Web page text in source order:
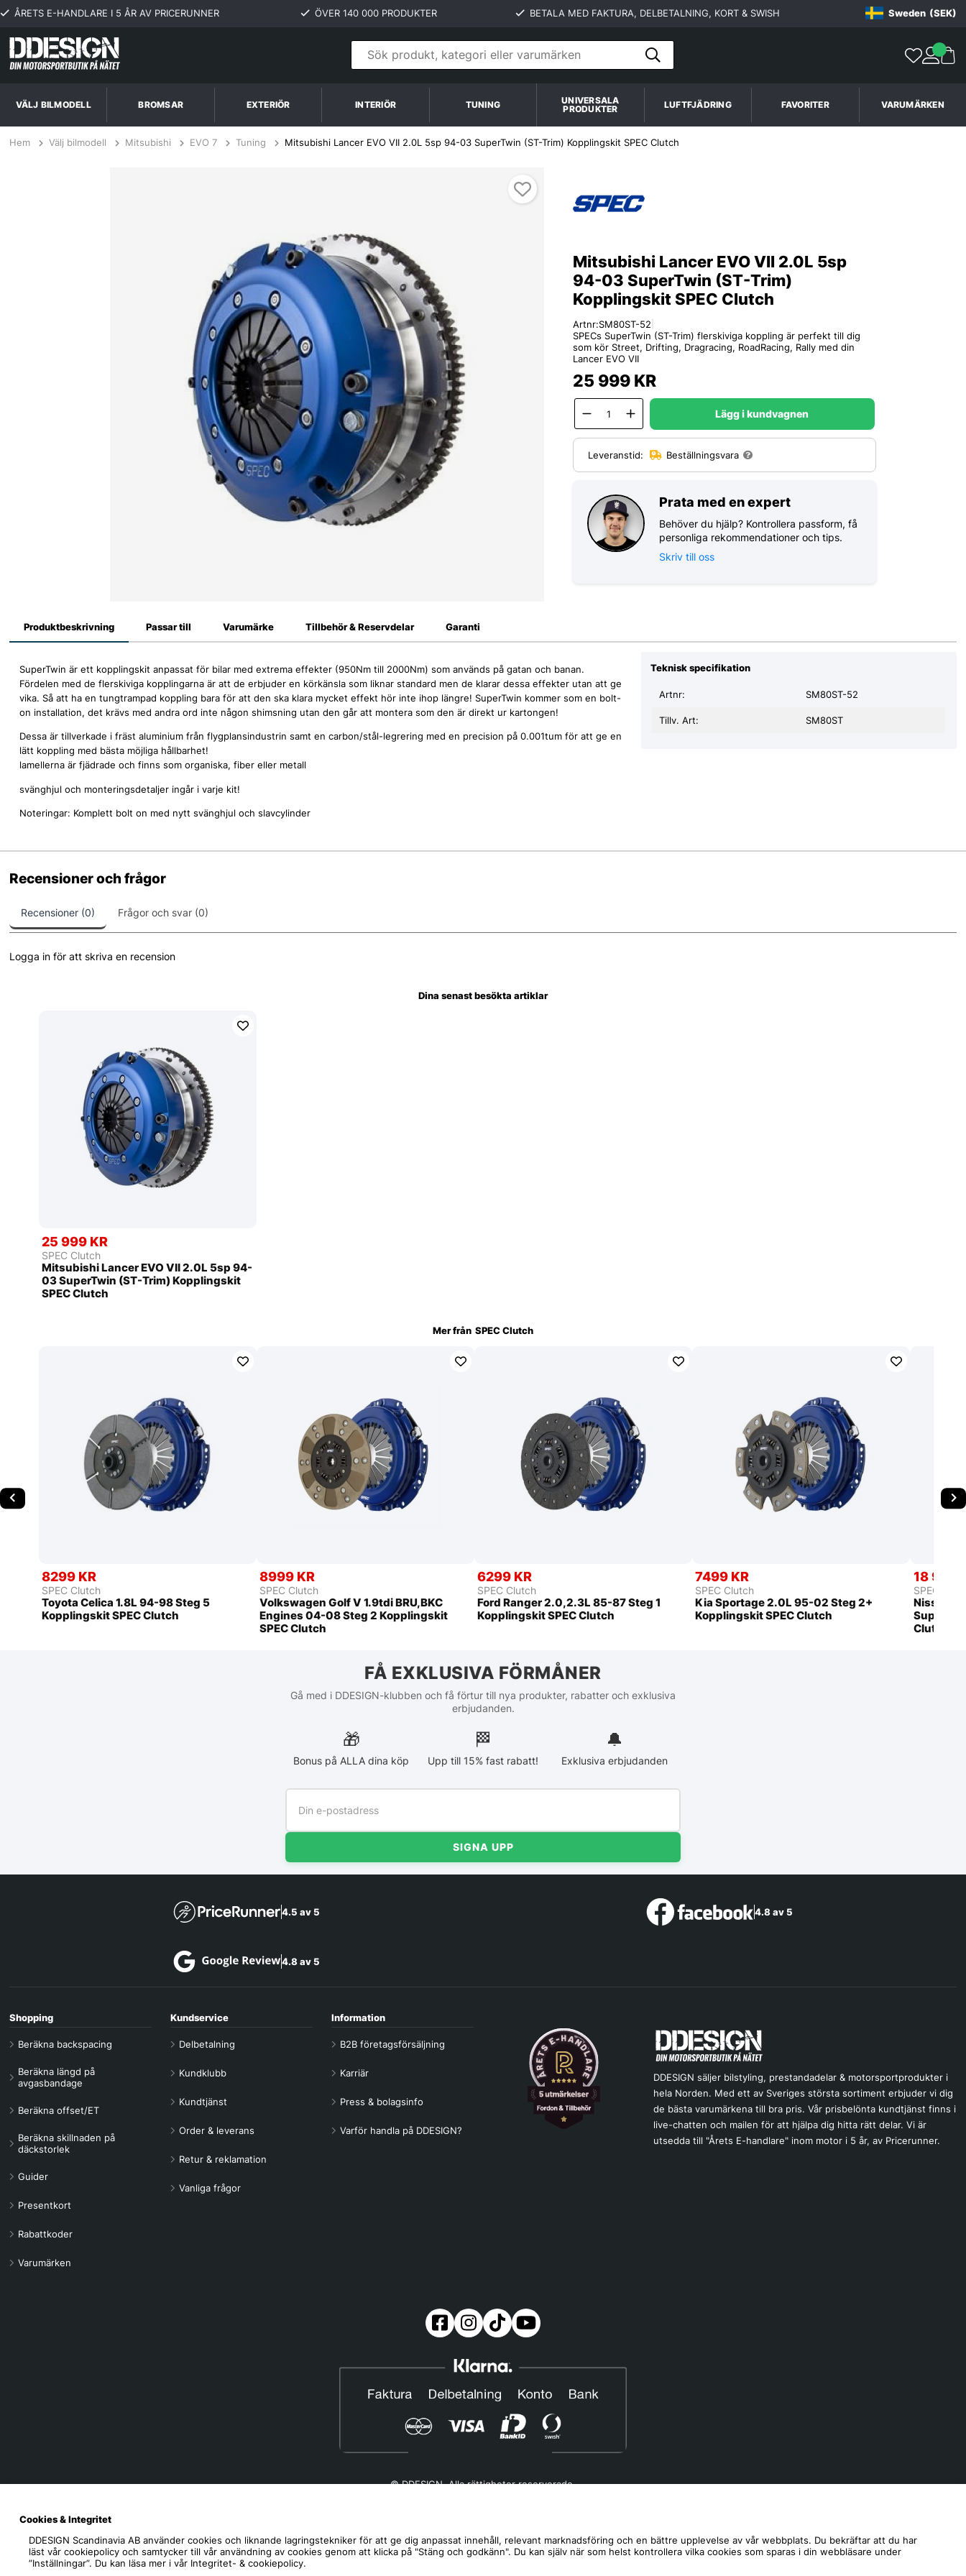
ÅRETS E-HANDLARE I 5 ÅR AV PRICERUNNER ÖVER 140 000 PRODUKTER BETALA MED FAKTURA, DELBETALNING, KORT & SWISH Sweden (SEK)
VÄLJ BILMODELL BROMSAR EXTERIÖR INTERIÖR TUNING
UNIVERSALA
PRODUKTER
LUFTFJÄDRING FAVORITER VARUMÄRKEN
Hem Välj bilmodell Mitsubishi EVO 7 Tuning Mitsubishi Lancer EVO VII 2.0L 5sp 94-03 SuperTwin (ST-Trim) Kopplingskit SPEC Clutch
Mitsubishi Lancer EVO VII 2.0L 5sp
94-03 SuperTwin (ST-Trim)
Kopplingskit SPEC Clutch
Artnr:SM80ST-52
SPECs SuperTwin (ST-Trim) flerskiviga koppling är perfekt till dig
som kör Street, Drifting, Dragracing, RoadRacing, Rally med din
Lancer EVO VII
25 999 KR
Lägg i kundvagnen
Leveranstid: Beställningsvara
Prata med en expert
Behöver du hjälp? Kontrollera passform, få
personliga rekommendationer och tips.
Skriv till oss
Produktbeskrivning
SuperTwin är ett kopplingskit anpassat för bilar med extrema effekter (950Nm till 2000Nm) som används på gatan och banan.
Fördelen med de flerskiviga kopplingarna är att de erbjuder en körkänsla som liknar standard men de klarar dessa effekter utan att ge
vika. Så att ha en tungtrampad koppling bara för att den ska klara mycket effekt hör inte ihop längre! SuperTwin kommer som en bolt-
on installation, det krävs med andra ord inte någon shimsning utan den går att montera som den är direkt ur kartongen!
Dessa är tillverkade i fräst aluminium från flygplansindustrin samt en carbon/stål-legrering med en precision på 0.001tum för att ge en
lätt koppling med bästa möjliga hållbarhet!
lamellerna är fjädrade och finns som organiska, fiber eller metall
svänghjul och monteringsdetaljer ingår i varje kit!
Noteringar: Komplett bolt on med nytt svänghjul och slavcylinder
Teknisk specifikation
Tillv. Art: SM80ST
Artnr: SM80ST-52
Passar till Varumärke Tillbehör & Reservdelar Garanti
Recensioner och frågor
Recensioner (0) Frågor och svar (0)
Logga in för att skriva en recension
Dina senast besökta artiklar
25 999 KR
SPEC Clutch
Mitsubishi Lancer EVO VII 2.0L 5sp 94-
03 SuperTwin (ST-Trim) Kopplingskit
SPEC Clutch
Mer från SPEC Clutch
8299 KR
SPEC Clutch
Toyota Celica 1.8L 94-98 Steg 5
Kopplingskit SPEC Clutch
8999 KR
SPEC Clutch
Volkswagen Golf V 1.9tdi BRU,BKC
Engines 04-08 Steg 2 Kopplingskit
SPEC Clutch
6299 KR
SPEC Clutch
Ford Ranger 2.0,2.3L 85-87 Steg 1
Kopplingskit SPEC Clutch
7499 KR
SPEC Clutch
Kia Sportage 2.0L 95-02 Steg 2+
Kopplingskit SPEC Clutch
18 999
SPEC
Nissan
Clutch
FÅ EXKLUSIVA FÖRMÅNER
Gå med i DDESIGN-klubben och få förtur till nya produkter, rabatter och exklusiva
erbjudanden.
🎁
Bonus på ALLA dina köp
🏁︎
Upp till 15% fast rabatt!
🔔
Exklusiva erbjudanden
SIGNA UPP
4.5 av 5 4.8 av 5
4.8 av 5
Shopping
Beräkna backspacing
Beräkna längd på
avgasbandage
Beräkna offset/ET
Beräkna skillnaden på
däckstorlek
Guider
Presentkort
Rabattkoder
Varumärken
Kundservice
Delbetalning
Kundklubb
Kundtjänst
Order & leverans
Retur & reklamation
Vanliga frågor
Information
B2B företagsförsäljning
Karriär
Press & bolagsinfo
Varför handla på DDESIGN?
DDESIGN säljer bilstyling, prestandadelar & motorsportprodukter i
hela Norden. Med ett av Sveriges största sortiment erbjuder vi dig
de bästa varumärkena till bra pris. Vår prisbelönta kundtjänst finns i
live-chatten och mailen för att hjälpa dig hitta rätt delar. Vi är
utsedda till "Årets E-handlare" inom motor i 5 år, av Pricerunner.
© DDESIGN. Alla rättigheter reserverade.
Helgfria vardagar 10:00-12:00
Cookies & Integritet
DDESIGN Scandinavia AB använder cookies och liknande lagringstekniker för att ge dig anpassat innehåll, relevant marknadsföring och en bättre upplevelse av vår webbplats. Du bekräftar att du har
läst vår cookiepolicy och samtycker till vår användning av cookies genom att klicka på "Stäng och godkänn". Du kan själv när som helst kontrollera vilka cookies som sparas i din webbläsare under
”Inställningar”. Du kan läsa mer i vår Integritet- & cookiepolicy.